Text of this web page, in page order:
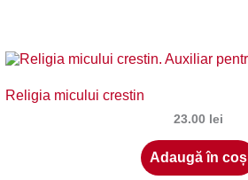
Religia micului crestin
23.00 lei
Adaugă în coș